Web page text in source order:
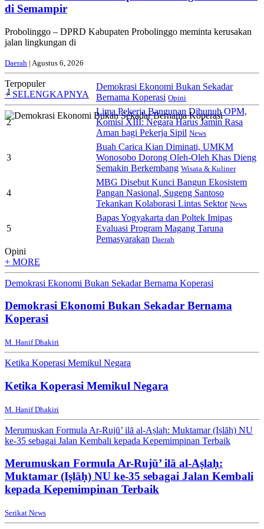
di Semampir
Probolinggo – DPRD Kabupaten Probolinggo meminta kerusakan
jalan lingkungan di
Daerah | Agustus 6, 2026
Terpopuler
+ SELENGKAPNYA
1
Demokrasi Ekonomi Bukan Sekadar
Bernama Koperasi Opini
2
Lima Pekerja Bangunan Dibunuh OPM,
Komisi XIII: Negara Harus Jamin Rasa
Aman bagi Pekerja Sipil News
3
Buah Carica Kian Diminati, UMKM
Wonosobo Dorong Oleh-Oleh Khas Dieng
Semakin Berkembang Wisata & Kuliner
4
MBG Disebut Kunci Bangun Ekosistem
Pangan Nasional, Sugeng Santoso
Tekankan Kolaborasi Lintas Sektor News
5
Bapas Yogyakarta dan Poltek Imipas
Evaluasi Program Magang Taruna
Pemasyarakan Daerah
Opini
+ MORE
Demokrasi Ekonomi Bukan Sekadar Bernama Koperasi
Demokrasi Ekonomi Bukan Sekadar Bernama
Koperasi
M. Hanif Dhakiri
Ketika Koperasi Memikul Negara
Ketika Koperasi Memikul Negara
M. Hanif Dhakiri
Merumuskan Formula Ar-Rujū’ ilā al-Aṣlaḥ: Muktamar (Iṣlāḥ) NU
ke-35 sebagai Jalan Kembali kepada Kepemimpinan Terbaik
Merumuskan Formula Ar-Rujū’ ilā al-Aṣlaḥ:
Muktamar (Iṣlāḥ) NU ke-35 sebagai Jalan Kembali
kepada Kepemimpinan Terbaik
Serikat News